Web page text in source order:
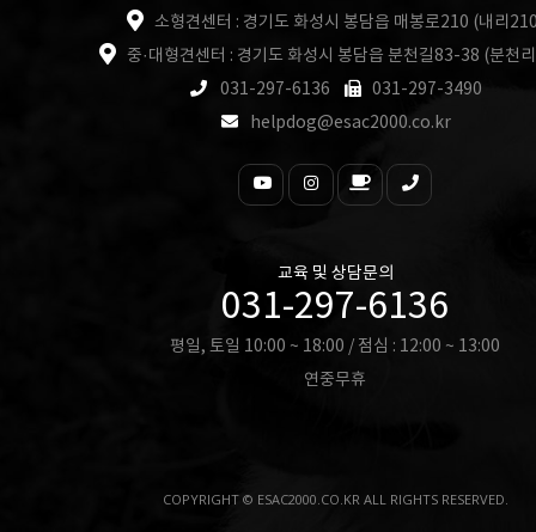
소형견센터 : 경기도 화성시 봉담읍 매봉로210 (내리
중·대형견센터 : 경기도 화성시 봉담읍 분천길83-38 (분천
031-297-6136
031-297-3490
helpdog@esac2000.co.kr
교육 및 상담문의
031-297-6136
평일, 토일 10:00 ~ 18:00 / 점심 : 12:00 ~ 13:00
연중무휴
COPYRIGHT © ESAC2000.CO.KR ALL RIGHTS RESERVED.